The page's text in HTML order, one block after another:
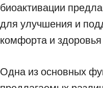
биоактивации
для улучшения и
комфорта и
Одна из основных